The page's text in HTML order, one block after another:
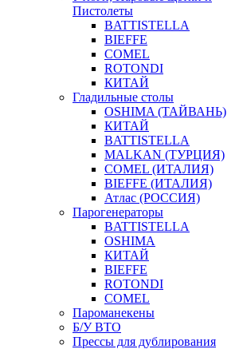
Пистолеты
BATTISTELLA
BIEFFE
COMEL
ROTONDI
КИТАЙ
Гладильные столы
OSHIMA (ТАЙВАНЬ)
КИТАЙ
BATTISTELLA
MALKAN (ТУРЦИЯ)
COMEL (ИТАЛИЯ)
BIEFFE (ИТАЛИЯ)
Атлас (РОССИЯ)
Парогенераторы
BATTISTELLA
OSHIMA
КИТАЙ
BIEFFE
ROTONDI
COMEL
Пароманекены
Б/У ВТО
Прессы для дублирования